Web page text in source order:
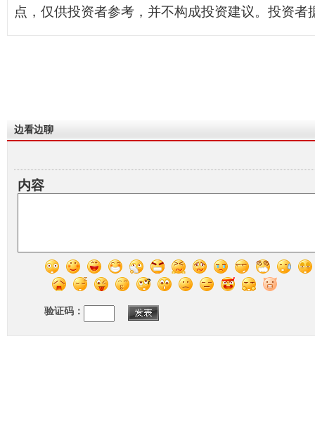
点，仅供投资者参考，并不构成投资建议。投资者
边看边聊
内容
验证码：